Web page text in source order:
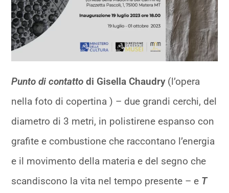
Punto di contattodi Gisella Chaudry (l’opera
nella foto di copertina ) – due grandi cerchi, del
diametro di 3 metri, in polistirene espanso con
grafite e combustione che raccontano l’energia
e il movimento della materia e del segno che
scandiscono la vita nel tempo presente – e T